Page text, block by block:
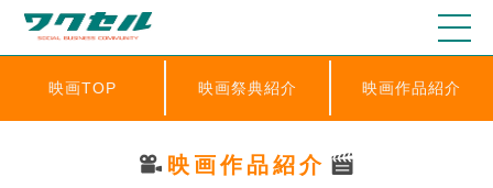
映画TOP 映画祭典紹介 映画作品紹介
映画作品紹介